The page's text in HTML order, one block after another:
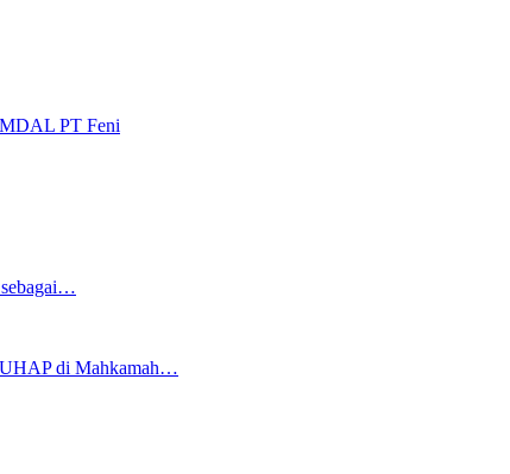
PT Feni
sebagai…
di Mahkamah…